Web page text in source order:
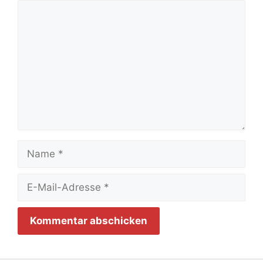
Mail-
Adresse